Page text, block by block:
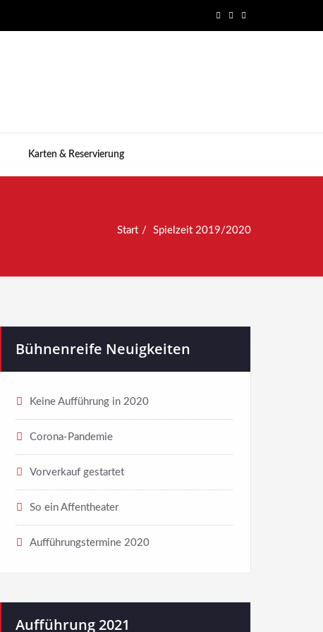
Karten & Reservierung
Start Spielzeit 2019/2020
Bühnenreife Neuigkeiten
Keine Aufführung in 2020
Corona-Pandemie
Vorverkauf gestartet
So ein Affentheater
Aufführungstermine 2020
Aufführung 2021